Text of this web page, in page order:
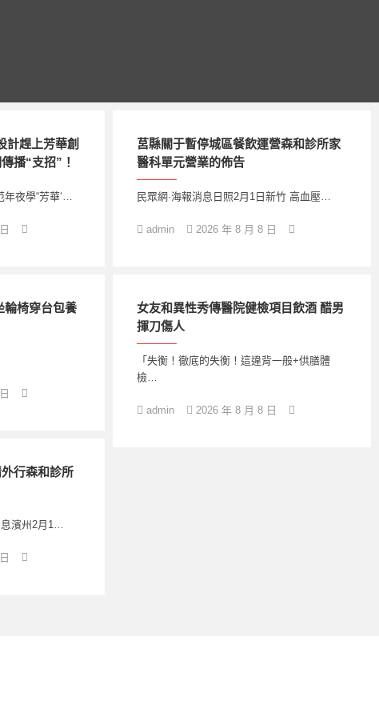
計趕上芳華創
播“支招”！
年夜學“芳華‘…
莒縣關于暫停城區餐飲運營森和診所家
醫科單元營業的佈告
民眾網·海報消息日照2月1日新竹 高血壓…
admin 2026 年 8 月 8 日
輪椅穿台包養
女友和異性秀傳醫院健檢項目飲酒 醋男
揮刀傷人
「失衡！徹底的失衡！這違背一般+供膳體
檢…
admin 2026 年 8 月 8 日
行森和診所
息濱州2月1…